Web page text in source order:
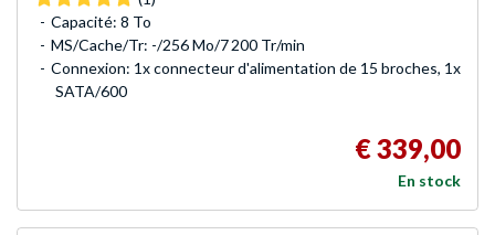
Capacité: 8 To
MS/Cache/Tr: -/256 Mo/7 200 Tr/min
Connexion: 1x connecteur d'alimentation de 15 broches, 1x
SATA/600
€ 339,00
En stock